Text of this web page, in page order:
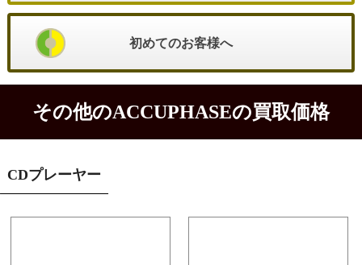
初めてのお客様へ
その他のACCUPHASEの買取価格
CDプレーヤー